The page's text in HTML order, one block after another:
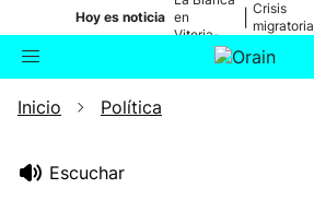
Hoy es noticia en
Vitoria-
Gasteiz
Crisis
migratoria
Buscador
Inicio Política
Escuchar